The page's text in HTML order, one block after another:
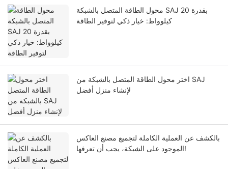
محول الطاقة المتصل بالشبكة SAJ بقدرة 20
كيلوواط: خيار ذكي لتوفير الطاقة
اختر محول الطاقة المتصل بالشبكة من SAJ
لإنشاء منزل أفضل
بالكشف عن العملية الكاملة لتجميع مصنع العاكس
الموجود على الشبكة، يجب أن تعرفها!